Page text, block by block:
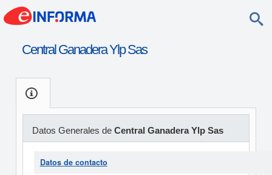
Central Ganadera Ylp Sas
Datos Generales de Central Ganadera Ylp Sas
Datos de contacto